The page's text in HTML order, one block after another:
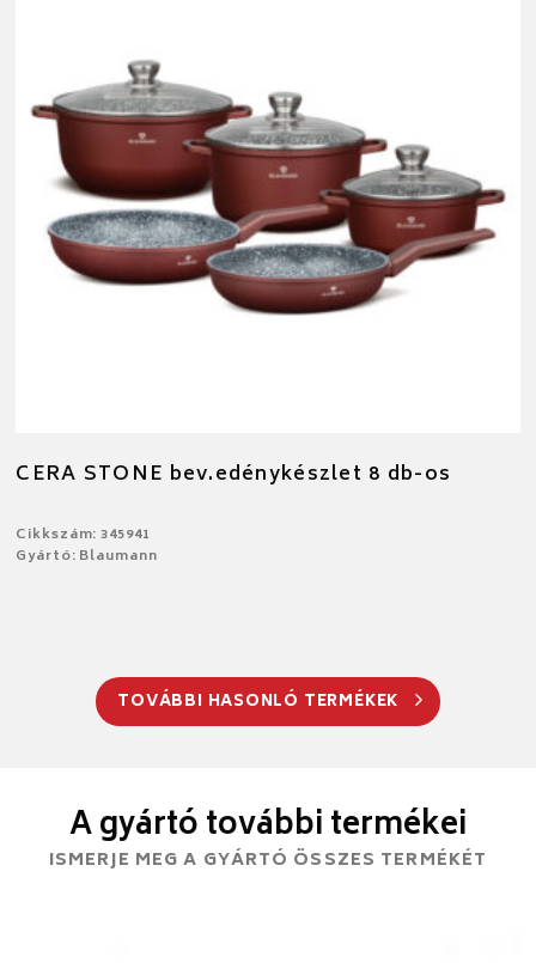
CERA STONE bev.edénykészlet 8 db-os
Cikkszám: 345941
Gyártó: Blaumann
TOVÁBBI HASONLÓ TERMÉKEK
A gyártó további termékei
ISMERJE MEG A GYÁRTÓ ÖSSZES TERMÉKÉT